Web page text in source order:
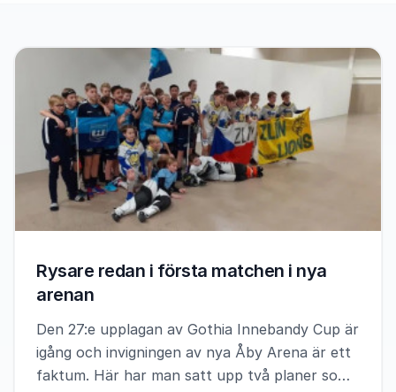
Rysare redan i första matchen i nya
arenan
Den 27:e upplagan av Gothia Innebandy Cup är
igång och invigningen av nya Åby Arena är ett
faktum. Här har man satt upp två planer som